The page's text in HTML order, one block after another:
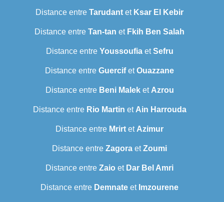
Distance entre Tarudant et Ksar El Kebir
Distance entre Tan-tan et Fkih Ben Salah
Distance entre YoussoufiaetSefru
Distance entre GuercifetOuazzane
Distance entre Beni Maleket Azrou
Distance entre Rio Martin et Ain Harrouda
Distance entre Mrirt et Azimur
Distance entre Zagora etZoumi
Distance entre Zaio et Dar Bel Amri
Distance entre Demnate et Imzourene